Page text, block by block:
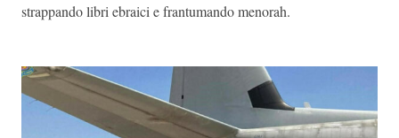
strappando libri ebraici e frantumando menorah.